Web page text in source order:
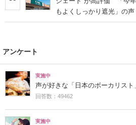
もよくしっかり遮光」の声
アンケート
実施中
声が好きな「日本のボーカリスト
回答数：49462
実施中